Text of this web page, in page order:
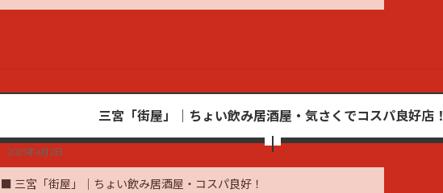
三宮「街屋」｜ちょい飲み居酒屋・気さくでコスパ良好店！
2025年6月2日
■ 三宮「街屋」｜ちょい飲み居酒屋・コスパ良好！